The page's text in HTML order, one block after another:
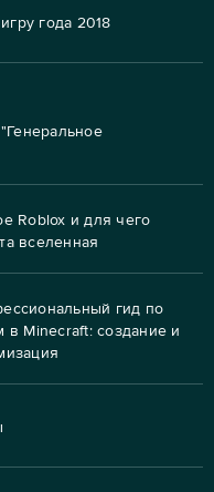
года 2018
Roblox и для чего
вселенная
гид по
в Minecraft: создание и